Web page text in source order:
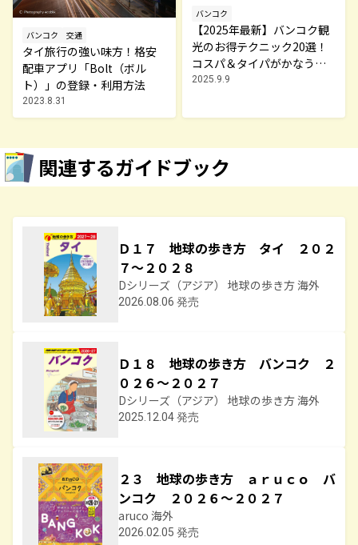
バンコク 交通
タイ旅行の強い味方！格安
配車アプリ「Bolt（ボル
ト）」の登録・利用方法
2023.8.31
バンコク
【2025年最新】バンコク観
光のお得テクニック20選！
コスパ＆タイパがかなう節
約術
2025.9.9
関連するガイドブック
Ｄ１７ 地球の歩き方 タイ ２０２
７～２０２８
Dシリーズ（アジア） 地球の歩き方 海外
2026.08.06 発売
Ｄ１８ 地球の歩き方 バンコク ２
０２６～２０２７
Dシリーズ（アジア） 地球の歩き方 海外
2025.12.04 発売
２３ 地球の歩き方 ａｒｕｃｏ バ
ンコク ２０２６～２０２７
aruco 海外
2026.02.05 発売